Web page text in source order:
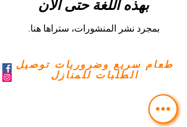
بهذه اللغة حتى الآن
بمجرد نشر المنشورات، ستراها هنا.
طعام سريع وضروريات توصيل
الطلبات للمنازل